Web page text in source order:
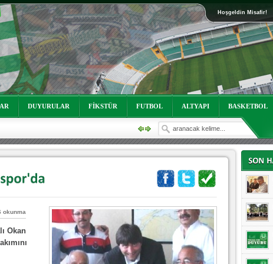
Hoşgeldin Misafir!
DUYURULAR FİKSTÜR FUTBOL ALTYAPI BASKETBOL
okunma
Okan